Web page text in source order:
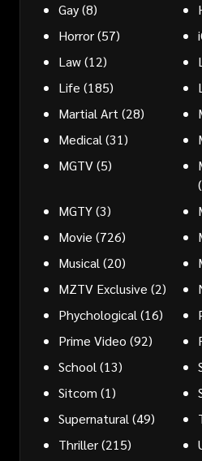
Gay(8)
Horror(57)
Law(12)
Life (185)
Martial Art(28)
Medical(31)
MGTV(5)
MGTY(3)
Movie (726)
Musical(20)
MZTV Exclusive (2)
Phychological(16)
Prime Video (92)
School(13)
Sitcom (1)
Supernatural(49)
Thriller(215)